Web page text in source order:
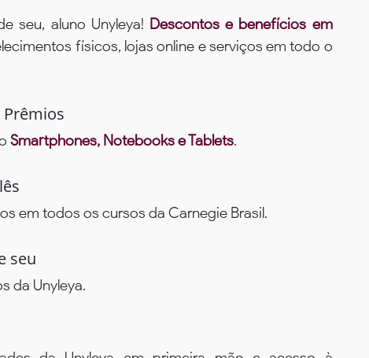
seu, aluno Unyleya! Descontos e benefícios em
físicos, lojas online e serviços em todo o
Smartphones, Notebooks e Tablets.
em todos os cursos da Carnegie Brasil.
seu
da Unyleya.